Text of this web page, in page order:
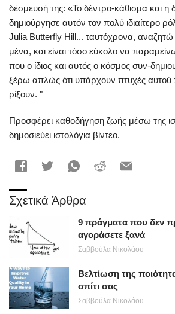
δέσμευσή της: «Το δέντρο-κάθισμα και η
δημιούργησε αυτόν τον πολύ ιδιαίτερο
Julia Butterfly Hill... ταυτόχρονα, αναζητώ
μένα, και είναι τόσο εύκολο να
που ο ίδιος και αυτός ο κόσμος συν-
ξέρω απλώς ότι υπάρχουν πτυχές αυτού
ρίξουν. "
Προσφέρει καθοδήγηση ζωής μέσω της
δημοσιεύει ιστολόγια βίντεο.
Σχετικά Άρθρα
9 πράγματα που δεν
αγοράσετε ξανά
Σαββούλα Νικολάου
Βελτίωση της
σπίτι σας
Σαββούλα Νικολάου